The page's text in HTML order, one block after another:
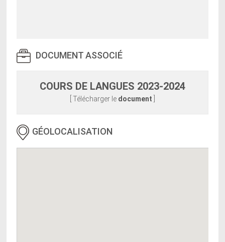
DOCUMENT ASSOCIÉ
COURS DE LANGUES 2023-2024
[ Télécharger le document
GÉOLOCALISATION